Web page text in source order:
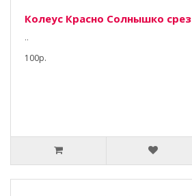
Колеус Красно Солнышко срез
..
100р.